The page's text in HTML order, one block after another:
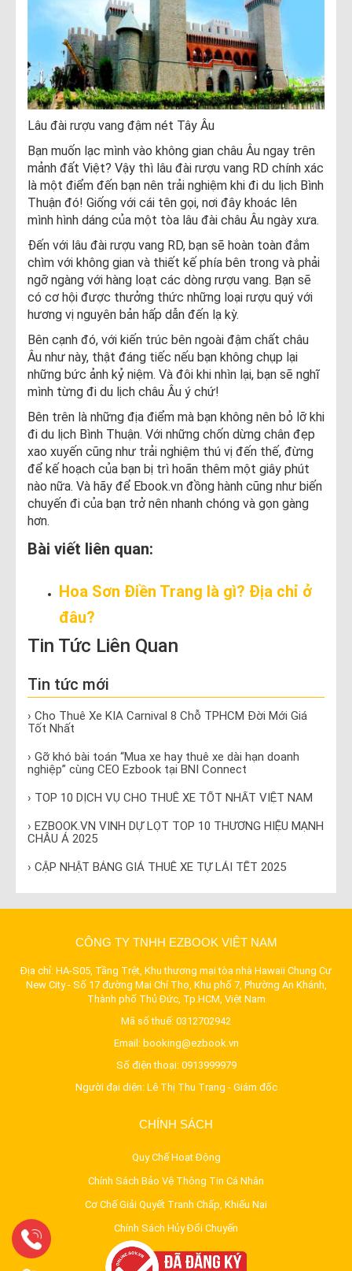
Lâu đài rượu vang đậm nét Tây Âu
Bạn muốn lạc mình vào không gian châu Âu ngay trên
mảnh đất Việt? Vậy thì lâu đài rượu vang RD chính xác
là một điểm đến bạn nên trải nghiệm khi đi du lịch Bình
Thuận đó! Giống với cái tên gọi, nơi đây khoác lên
mình hình dáng của một tòa lâu đài châu Âu ngày xưa.
Đến với lâu đài rượu vang RD, bạn sẽ hoàn toàn đắm
chìm với không gian và thiết kế phía bên trong và phải
ngỡ ngàng với hàng loạt các dòng rượu vang. Bạn sẽ
có cơ hội được thưởng thức những loại rượu quý với
hương vị nguyên bản hấp dẫn đến lạ kỳ.
Bên cạnh đó, với kiến trúc bên ngoài đậm chất châu
Âu như này, thật đáng tiếc nếu bạn không chụp lại
những bức ảnh kỷ niệm. Và đôi khi nhìn lại, bạn sẽ nghĩ
mình từng đi du lịch châu Âu ý chứ!
Bên trên là những địa điểm mà bạn không nên bỏ lỡ khi
đi du lịch Bình Thuận. Với những chốn dừng chân đẹp
xao xuyến cũng như trải nghiệm thú vị đến thế, đừng
để kế hoạch của bạn bị trì hoãn thêm một giây phút
nào nữa. Và hãy để Ebook.vn đồng hành cũng như biến
chuyến đi của bạn trở nên nhanh chóng và gọn gàng
hơn.
Bài viết liên quan:
Hoa Sơn Điền Trang là gì? Địa chỉ ở
đâu?
Tin Tức Liên Quan
Tin tức mới
› Cho Thuê Xe KIA Carnival 8 Chỗ TPHCM Đời Mới Giá
Tốt Nhất
› Gỡ khó bài toán “Mua xe hay thuê xe dài hạn doanh
nghiệp” cùng CEO Ezbook tại BNI Connect
› TOP 10 DỊCH VỤ CHO THUÊ XE TỐT NHẤT VIỆT NAM
› EZBOOK.VN VINH DỰ LỌT TOP 10 THƯƠNG HIỆU MẠNH
CHÂU Á 2025
› CẬP NHẬT BẢNG GIÁ THUÊ XE TỰ LÁI TẾT 2025
CÔNG TY TNHH EZBOOK VIỆT NAM
Địa chỉ: HA-S05, Tầng Trệt, Khu thương mại tòa nhà Hawaii Chung Cư
New City - Số 17 đường Mai Chí Thọ, Khu phố 7, Phường An Khánh,
Thành phố Thủ Đức, Tp.HCM, Việt Nam
Mã số thuế: 0312702942
Email: booking@ezbook.vn
Số điện thoại: 0913999979
Người đại diện: Lê Thị Thu Trang - Giám đốc
CHÍNH SÁCH
Quy Chế Hoạt Động
Chính Sách Bảo Vệ Thông Tin Cá Nhân
Cơ Chế Giải Quyết Tranh Chấp, Khiếu Nại
Chính Sách Hủy Đổi Chuyến